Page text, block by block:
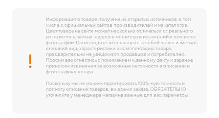
Информация о товаре получена из открытых источников, в том
числе с официальных сайтов производителей и из каталогов.
Цвет товара на сайте может несколько отличаться от реального
из-за используемых настроек монитора и искажений в процессе
фотографии. Производители оставляют за собой право изменять
внешний вид, характеристики и комплектацию товара,
предварительно не уведомляя продавцов и потребителей.
Просим вас отнестись с пониманием к данному факту и заранее
приносим извинения за возможные неточности в описании и
фотографиях товара.
Поскольку мы не можем гарантировать 100%-ную точность и
полноту описаний товаров, во время заказа, ОБЯЗАТЕЛЬНО
уточняйте у менеджера магазина важные для вас параметры.